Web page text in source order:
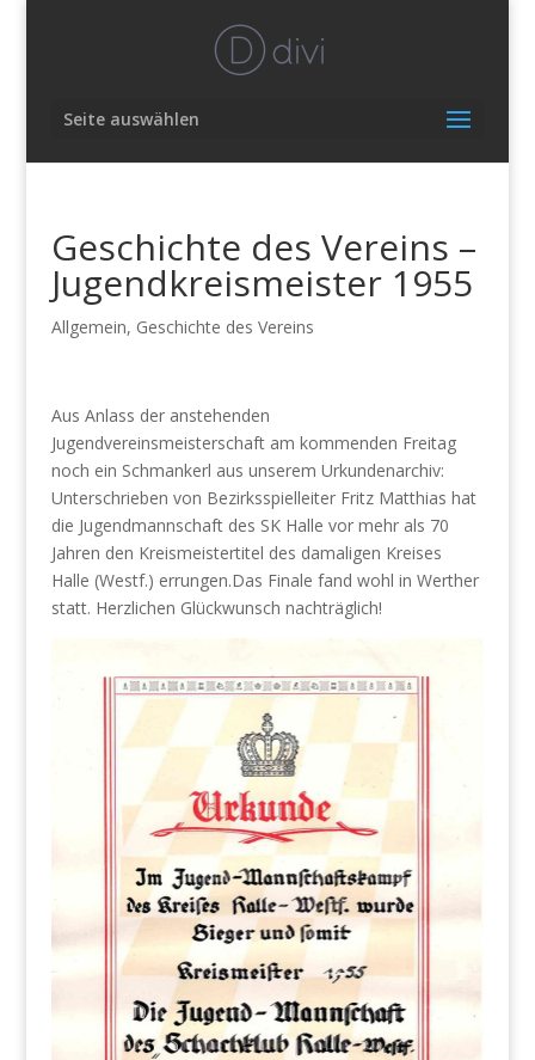
Seite auswählen
Geschichte des Vereins –
Jugendkreismeister 1955
Allgemein, Geschichte des Vereins
Aus Anlass der anstehenden
Jugendvereinsmeisterschaft am kommenden Freitag
noch ein Schmankerl aus unserem Urkundenarchiv:
Unterschrieben von Bezirksspielleiter Fritz Matthias hat
die Jugendmannschaft des SK Halle vor mehr als 70
Jahren den Kreismeistertitel des damaligen Kreises
Halle (Westf.) errungen.Das Finale fand wohl in Werther
statt. Herzlichen Glückwunsch nachträglich!